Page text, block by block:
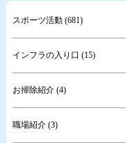
スポーツ活動 (681)
インフラの入り口 (15)
お掃除紹介 (4)
職場紹介 (3)